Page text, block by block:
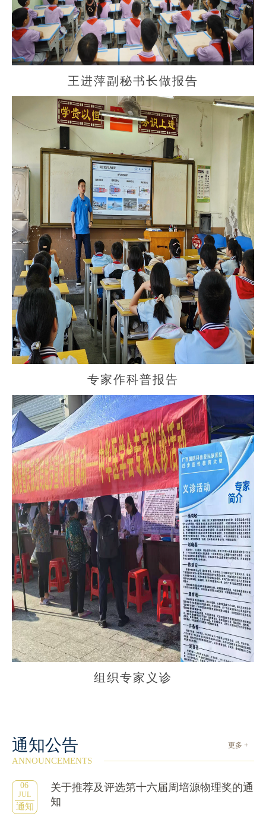
王进萍副秘书长做报告
专家作科普报告
组织专家义诊
通知公告 更多 +
ANNOUNCEMENTS
06
JUL
通知
关于推荐及评选第十六届周培源物理奖的通
知